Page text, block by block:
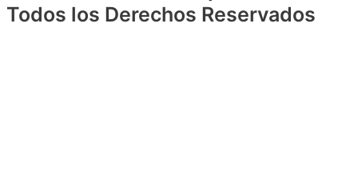
Todos los Derechos Reservados